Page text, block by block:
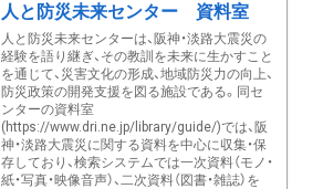
人と防災未来センター 資料室
人と防災未来センターは、阪神・淡路大震災の
経験を語り継ぎ、その教訓を未来に生かすこと
を通じて、災害文化の形成、地域防災力の向上、
防災政策の開発支援を図る施設である。同セ
ンターの資料室
(https://www.dri.ne.jp/library/guide/)では、阪
神・淡路大震災に関する資料を中心に収集・保
存しており、検索システムでは一次資料（モノ・
紙・写真・映像音声）、二次資料（図書・雑誌）を